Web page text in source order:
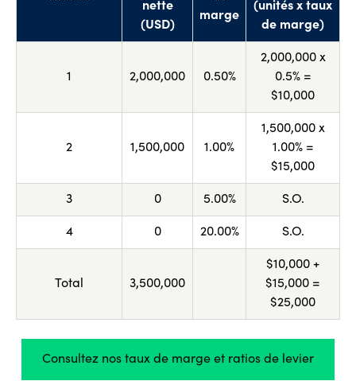
nette
(USD)
marge
(unités x taux
de marge)
1 2,000,000 0.50%
2,000,000 x
0.5% =
$10,000
2 1,500,000 1.00%
1,500,000 x
1.00% =
$15,000
3 0 5.00% S.O.
4 0 20.00% S.O.
Total 3,500,000
$10,000 +
$15,000 =
$25,000
Consultez nos taux de marge et ratios de levier